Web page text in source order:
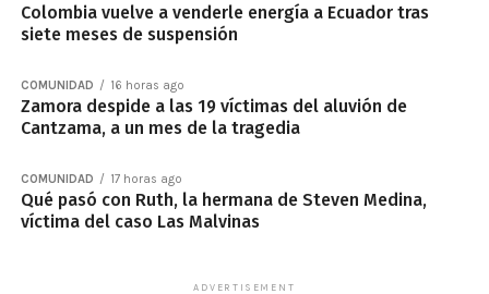
Colombia vuelve a venderle energía a Ecuador tras
siete meses de suspensión
COMUNIDAD 16 horas ago
Zamora despide a las 19 víctimas del aluvión de
Cantzama, a un mes de la tragedia
COMUNIDAD 17 horas ago
Qué pasó con Ruth, la hermana de Steven Medina,
víctima del caso Las Malvinas
ADVERTISEMENT